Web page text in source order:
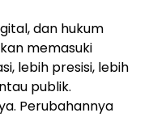
dan hukum
memasuki
lebih presisi, lebih
publik.
Perubahannya